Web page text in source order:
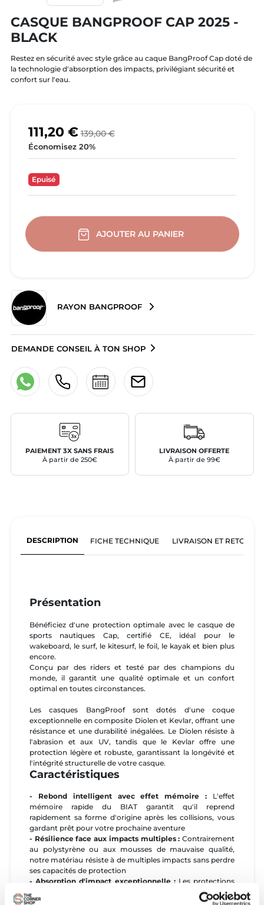
CASQUE BANGPROOF CAP 2025 -
BLACK
Restez en sécurité avec style grâce au caque BangProof Cap doté de
la technologie d'absorption des impacts, privilégiant sécurité et
confort sur l'eau.
111,20 € 139,00 €
Économisez 20%
Epuisé
AJOUTER AU PANIER
RAYON BANGPROOF
DEMANDE CONSEIL À TON SHOP
PAIEMENT 3X SANS FRAIS
À partir de 250€
LIVRAISON OFFERTE
À partir de 99€
DESCRIPTION FICHE TECHNIQUE LIVRAISON ET RETOURS
Présentation
Bénéficiez d'une protection optimale avec le casque de
sports nautiques Cap, certifié CE, idéal pour le
wakeboard, le surf, le kitesurf, le foil, le kayak et bien plus
encore.
Conçu par des riders et testé par des champions du
monde, il garantit une qualité optimale et un confort
optimal en toutes circonstances.
Les casques BangProof sont dotés d'une coque
exceptionnelle en composite Diolen et Kevlar, offrant une
résistance et une durabilité inégalées. Le Diolen résiste à
l'abrasion et aux UV, tandis que le Kevlar offre une
protection légère et robuste, garantissant la longévité et
l'intégrité structurelle de votre casque.
Caractéristiques
- Rebond intelligent avec effet mémoire : L'effet
mémoire rapide du BIAT garantit qu'il reprend
rapidement sa forme d'origine après les collisions, vous
gardant prêt pour votre prochaine aventure
- Résilience face aux impacts multiples : Contrairement
au polystyrène ou aux mousses de mauvaise qualité,
notre matériau résiste à de multiples impacts sans perdre
ses capacités de protection
- Absorption d'impact exceptionnelle :Les protections
BangProof homologuées CE respectent
systématiquement les normes légales spécifiées dans la